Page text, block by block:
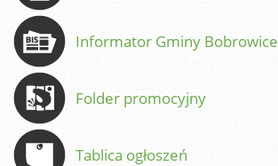
Informator Gminy Bobrowice
Folder promocyjny
Tablica ogłoszeń